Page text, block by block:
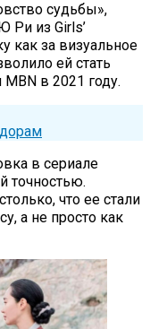
судьбы»,
Ри из Girls’
как за визуальное
ей стать
в 2021 году.
в сериале
точностью.
что ее стали
а не просто как